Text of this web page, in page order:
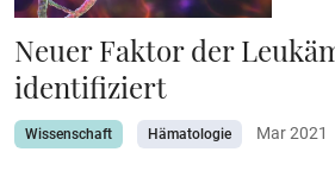
Neuer Faktor der
identifiziert
Wissenschaft Hämatologie Mar 2021